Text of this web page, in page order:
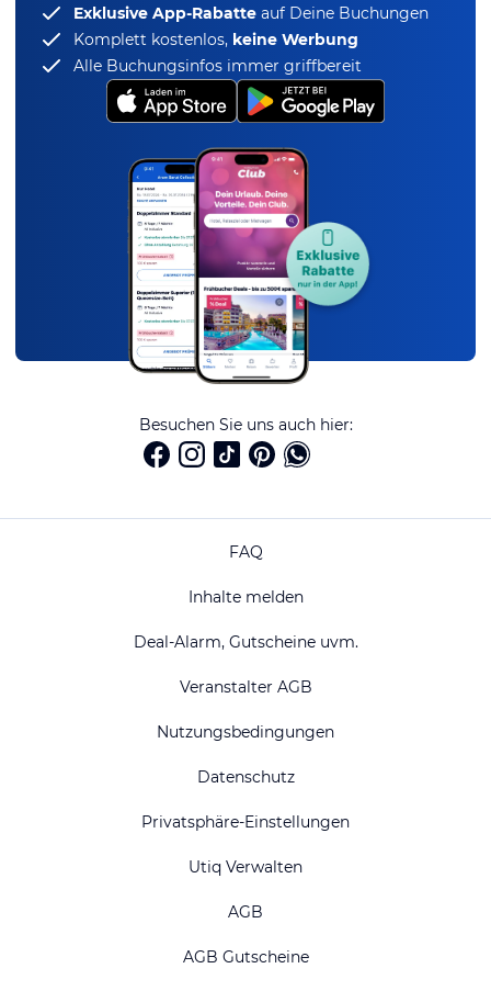
Exklusive App-Rabatte auf Deine Buchungen
Komplett kostenlos, keine Werbung
Alle Buchungsinfos immer griffbereit
Besuchen Sie uns auch hier:
FAQ
Inhalte melden
Deal-Alarm, Gutscheine uvm.
Veranstalter AGB
Nutzungsbedingungen
Datenschutz
Privatsphäre-Einstellungen
Utiq Verwalten
AGB
AGB Gutscheine